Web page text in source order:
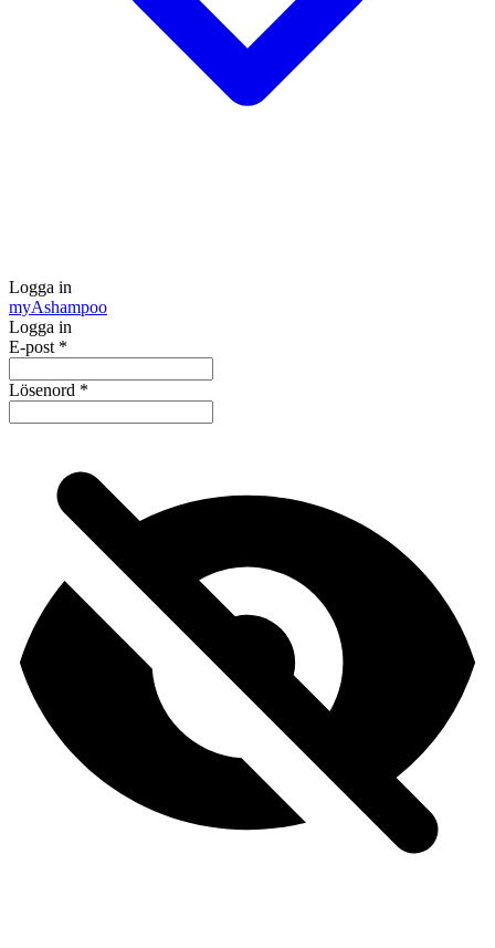
Logga in
myAshampoo
Logga in
E-post *
Lösenord *